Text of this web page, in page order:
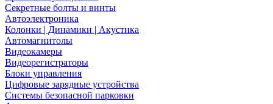
Секретные болты и винты
Автоэлектроника
Колонки | Динамики | Акустика
Автомагнитолы
Видеокамеры
Видеорегистраторы
Блоки управления
Цифровые зарядные устройства
Системы безопасной парковки